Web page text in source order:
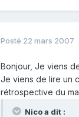
Posté 22 mars 2007
Bonjour, Je viens
Je viens de lire un
rétrospective du
Nico a dit :